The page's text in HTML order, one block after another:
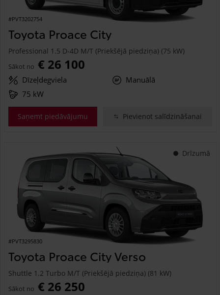
#PVT3202754
Toyota Proace City
Professional 1.5 D-4D M/T (Priekšējā piedziņa) (75 kW)
Sākot no € 26 100
Dīzeļdegviela
Manuālā
75 kW
Saņemt piedāvājumu Pievienot salīdzināšanai
Drīzumā
#PVT3295830
Toyota Proace City Verso
Shuttle 1.2 Turbo M/T (Priekšējā piedziņa) (81 kW)
Sākot no € 26 250